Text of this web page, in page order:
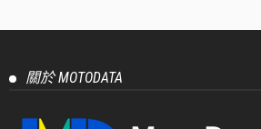
關於 MOTODATA